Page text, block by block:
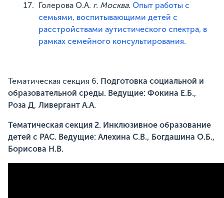
Голерова О.А. г. Москва.Опыт работы с
семьями, воспитывающими детей с
расстройствами аутистического спектра, в
рамках семейного консультирования.
Тематическая секция 6. Подготовка социальной и
образовательной среды. Ведущие: Фокина Е.Б.,
Роза Д, Ливергант А.А.
Тематическая секция 2. Инклюзивное образование
детей с РАС. Ведущие: Алехина С.В., Богдашина О.Б.,
Борисова Н.В.